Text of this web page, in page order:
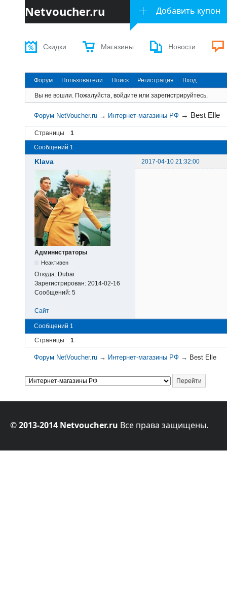
Netvoucher.ru Добавить купон
Скидки Магазины Новости
Форум Пользователи Поиск Регистрация Вход
Вы не вошли. Пожалуйста, войдите или зарегистрируйтесь.
Форум NetVoucher.ru → Интернет-магазины РФ → Best Elle
Страницы
1
Сообщений 1
Klava 2017-04-10 21:32:00
Администраторы
Неактивен
Откуда: Dubai
Зарегистрирован: 2014-02-16
Сообщений: 5
Сайт
Сообщений 1
Страницы
1
Форум NetVoucher.ru → Интернет-магазины РФ → Best Elle
© 2013-2014 Netvoucher.ru Все права защищены.